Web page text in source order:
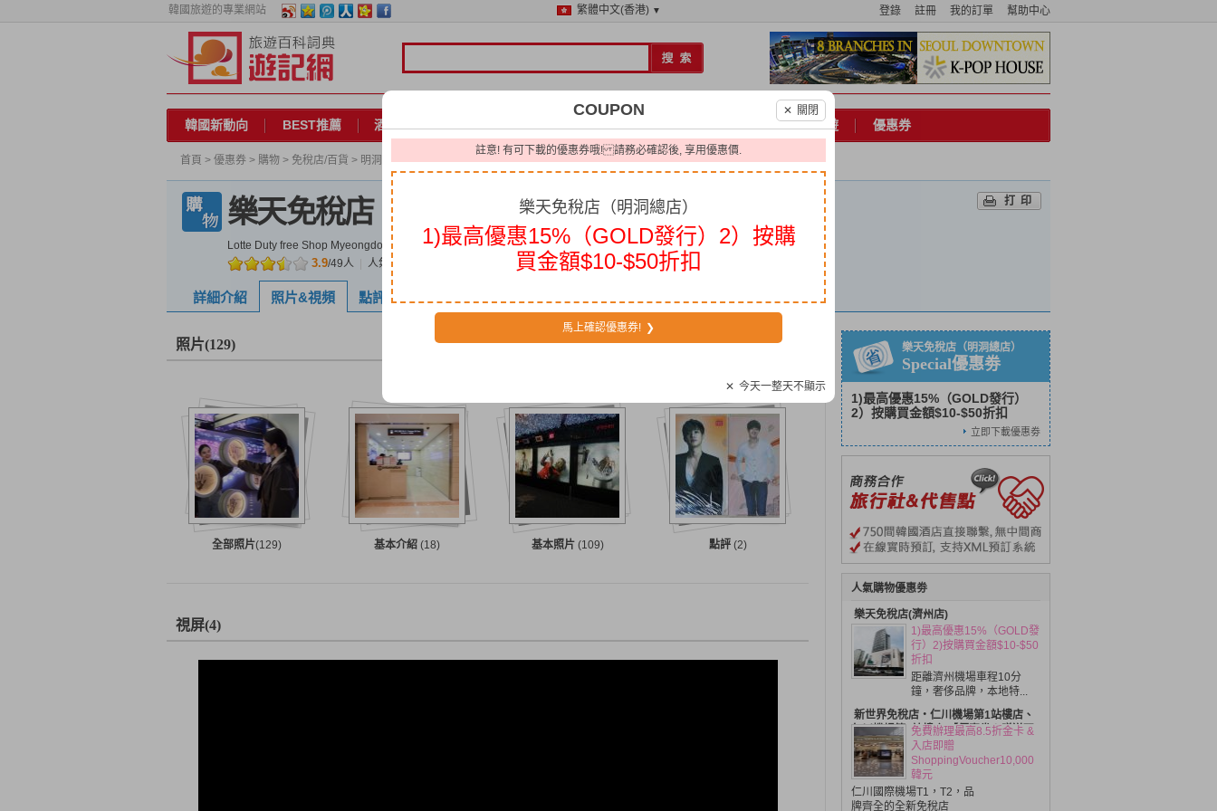
韓國旅遊的專業網站 幫助中心
我的訂單
註冊
登錄
繁體中文(香港) ▼
韓國新動向 BEST推薦 酒店預約 門票·城市旅遊 優惠券
首頁 > 優惠券 > 購物 > 免稅店/百貨 > 明洞 > 樂天免稅店（明洞總店）
樂天免稅店（明洞總店）
Lotte Duty free Shop Myeongdong Main Store 롯데면세점 명동본점 免稅店/百貨 |明洞
3.9/49人 人氣指數
打印
詳細介紹 照片&視頻 點評 (49) (0)
照片(129)
全部照片(129) 基本介紹 (18) 基本照片 (109) 點評 (2)
視屏(4)
樂天免稅店（明洞總店）
Special優惠劵
1)最高優惠15%（GOLD發行）
2）按購買金額$10-$50折扣
立即下載優惠劵
人氣購物優惠劵
樂天免稅店(濟州店)
1)最高優惠15%（GOLD發
行）2)按購買金額$10-$50
折扣
距離濟州機場車程10分
鐘，奢侈品牌，本地特...
新世界免稅店・仁川機場第1站樓店、
仁川機場第2站樓店 【優惠券＆贈送現
金卡】
免費辦理最高8.5折金卡 &
入店即贈
ShoppingVoucher10,000
韓元
仁川國際機場T1，T2，品
牌齊全的全新免稅店
COUPON ✕ 關閉
註意! 有可下載的優惠券哦! 請務必確認後, 享用優惠價.
樂天免稅店（明洞總店）
1)最高優惠15%（GOLD發行）2）按購
買金額$10-$50折扣
馬上確認優惠券! ❯
✕ 今天一整天不顯示